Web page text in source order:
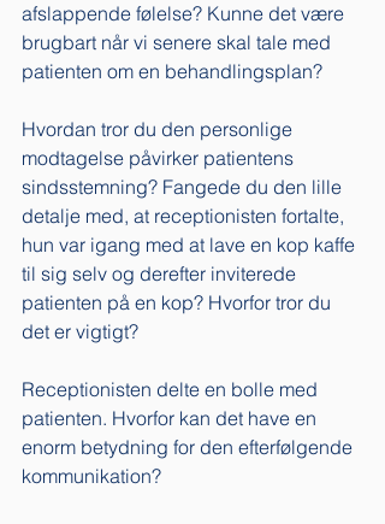
afslappende følelse? Kunne det være
brugbart når vi senere skal tale med
patienten om en behandlingsplan?
Hvordan tror du den personlige
modtagelse påvirker patientens
sindsstemning? Fangede du den lille
detalje med, at receptionisten fortalte,
hun var igang med at lave en kop kaffe
til sig selv og derefter inviterede
patienten på en kop? Hvorfor tror du
det er vigtigt?
Receptionisten delte en bolle med
patienten. Hvorfor kan det have en
enorm betydning for den efterfølgende
kommunikation?